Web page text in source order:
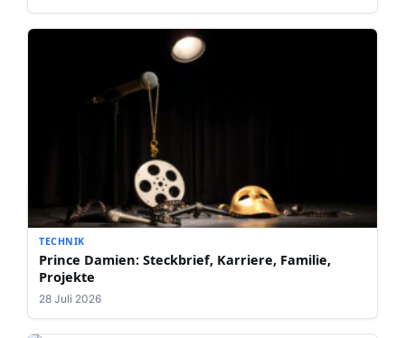
TECHNIK
Prince Damien: Steckbrief, Karriere, Familie,
Projekte
28 Juli 2026